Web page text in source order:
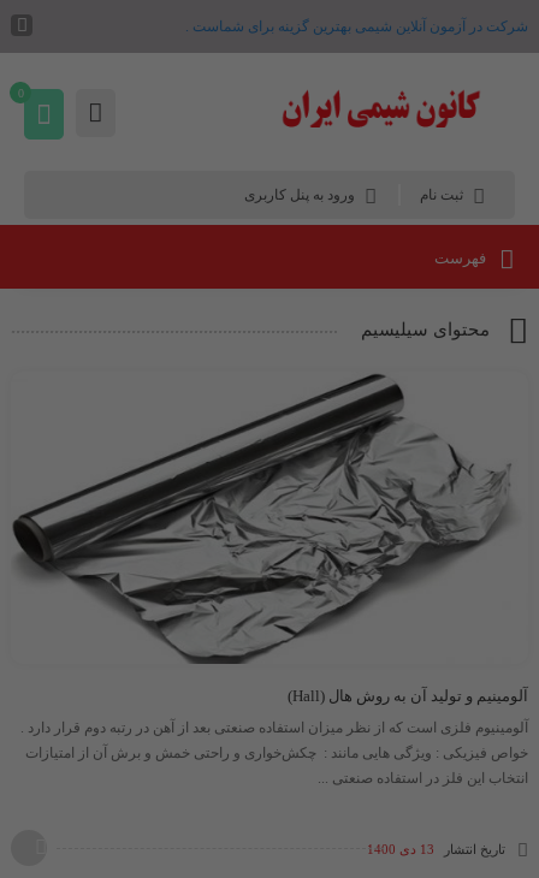
شرکت در آزمون آنلاین شیمی بهترین گزینه برای شماست .
ثبت نام ورود به پنل کاربری
0
فهرست
محتوای سیلیسیم
آلومینیم و تولید آن به روش هال (Hall)
آلومینیوم فلزی است که از نظر میزان استفاده صنعتی بعد از آهن در رتبه دوم قرار دارد .
خواص فیزیکی : ویژگی هایی مانند : چکش‌خواری و راحتی خمش و برش آن از امتیازات
انتخاب این فلز در استفاده صنعتی ...
تاریخ انتشار 13 دی 1400